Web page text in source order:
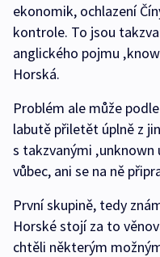
ekonomik, ochlazení
kontrole. To jsou
anglického pojmu
Horská.
Problém ale může
labutě přiletět úplně z
s takzvanými
vůbec, ani se na ně
První skupině, tedy
Horské stojí za to
chtěli některým